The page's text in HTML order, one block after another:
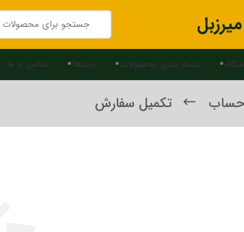
دسته بندی محصولات برندها تماس با ما
تکمیل سفارش